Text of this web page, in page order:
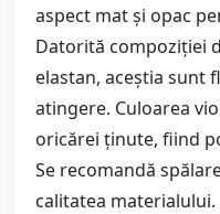
aspect mat și opac
Datorită compoziției
elastan, aceștia sunt
atingere. Culoarea
oricărei ținute, fiind
Se recomandă
calitatea materialului.